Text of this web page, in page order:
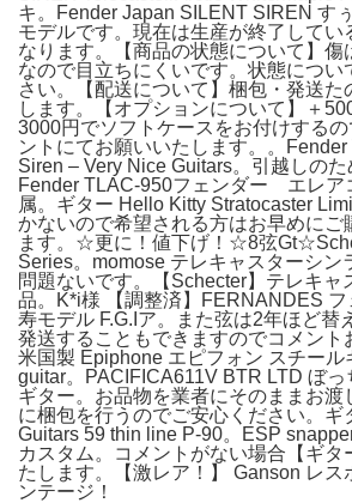
キ。Fender Japan SILENT SIREN す
モデルです。現在は生産が終了してい
なります。【商品の状態について】傷
なので目立ちにくいです。状態につい
さい。【配送について】梱包・発送た
します。【オプションについて】＋
3000円でソフトケースをお付けする
ントにてお願いいたします。。
Siren – Very Nice Guitars。引越しのた
Fender TLAC-950フェンダー エレ
属。ギター Hello Kitty Stratocaster
かないので希望される方はお早めにご
ます。☆更に！値下げ！☆8弦
Series。momose テレキャスターシン
問題ないです。【Schecter】テレキ
品。K*i様 【調整済】FERNANDES
寿モデル F.G.Iア。また弦は2年ほど替
発送することもできますのでコメント
米国製 Epiphone エピフォン スチール
guitar。PACIFICA611V BTR LTD ぼっ
ギター。お品物を業者にそのままお渡
に梱包を行うのでご安心ください。ギ
Guitars 59 thin line P-90。ESP
カスタム。コメントがない場合【ギタ
たします。【激レア！】 Ganson レス
ンテージ！